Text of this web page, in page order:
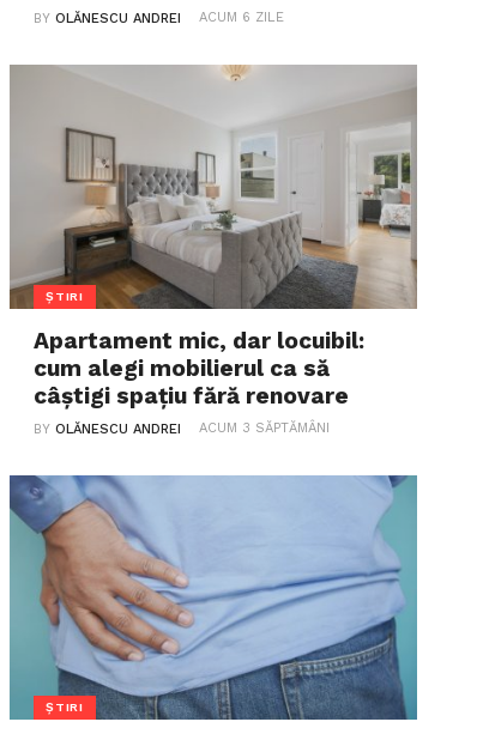
BYOLĂNESCU ANDREI ACUM 6 ZILE
ȘTIRI
Apartament mic, dar locuibil:
cum alegi mobilierul ca să
câștigi spațiu fără renovare
BYOLĂNESCU ANDREI ACUM 3 SĂPTĂMÂNI
ȘTIRI